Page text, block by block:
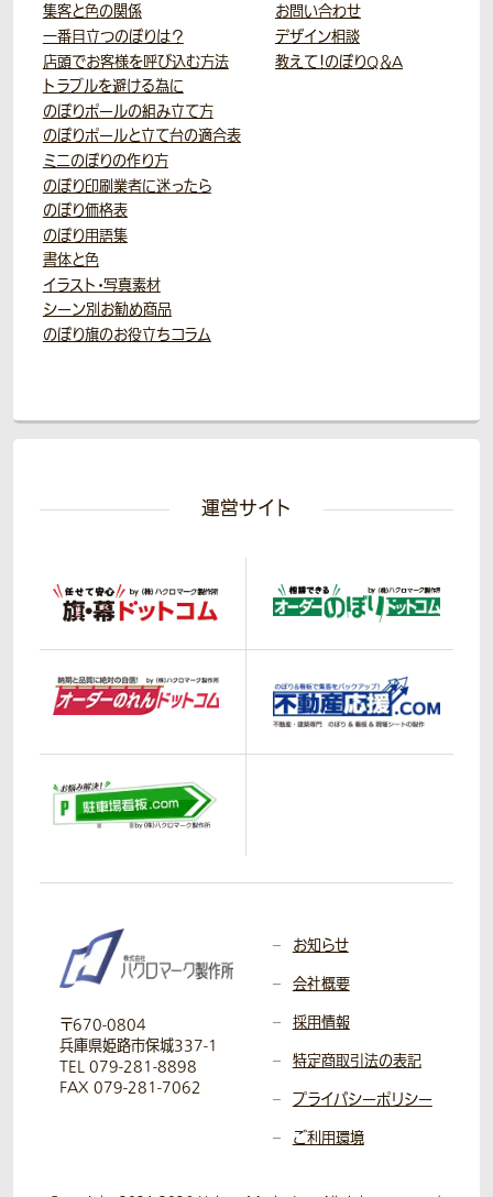
集客と色の関係
一番目立つのぼりは？
店頭でお客様を呼び込む方法
トラブルを避ける為に
のぼりポールの組み立て方
のぼりポールと立て台の適合表
ミニのぼりの作り方
のぼり印刷業者に迷ったら
のぼり価格表
のぼり用語集
書体と色
イラスト・写真素材
シーン別お勧め商品
のぼり旗のお役立ちコラム
お問い合わせ
デザイン相談
教えて！のぼりQ＆A
運営サイト
〒670-0804
兵庫県姫路市保城337-1
TEL 079-281-8898
FAX 079-281-7062
お知らせ
会社概要
採用情報
特定商取引法の表記
プライバシーポリシー
ご利用環境